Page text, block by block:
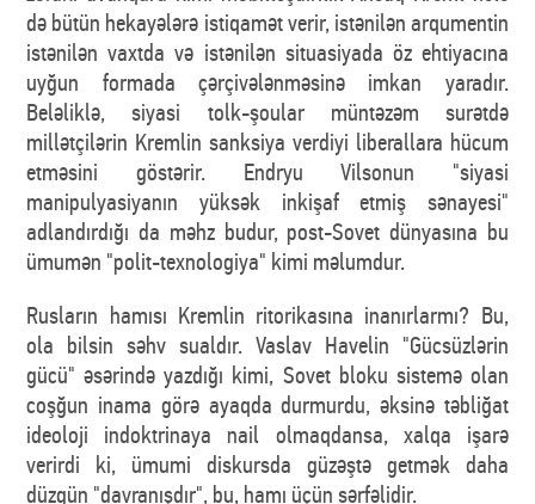
də bütün hekayələrə istiqamət verir, istənilən arqumentin
istənilən vaxtda və istənilən situasiyada öz ehtiyacına
uyğun formada çərçivələnməsinə imkan yaradır.
Beləliklə, siyasi tolk-şoular müntəzəm surətdə
millətçilərin Kremlin sanksiya verdiyi liberallara hücum
etməsini göstərir. Endryu Vilsonun "siyasi
manipulyasiyanın yüksək inkişaf etmiş sənayesi"
adlandırdığı da məhz budur, post-Sovet dünyasına bu
ümumən "polit-texnologiya" kimi məlumdur.
Rusların hamısı Kremlin ritorikasına inanırlarmı? Bu,
ola bilsin səhv sualdır. Vaslav Havelin "Gücsüzlərin
gücü" əsərində yazdığı kimi, Sovet bloku sistemə olan
coşğun inama görə ayaqda durmurdu, əksinə təbliğat
ideoloji indoktrinaya nail olmaqdansa, xalqa işarə
verirdi ki, ümumi diskursda güzəştə getmək daha
düzgün "davranışdır", bu, hamı üçün sərfəlidir.